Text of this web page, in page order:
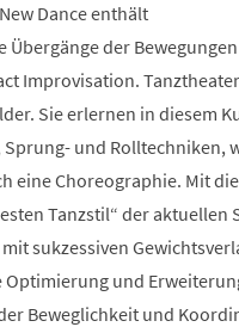
Dance enthält
der Bewegungen
Improvisation.
Sie erlernen in diesem
und Rolltechniken,
eine Choreographie. Mit
Tanzstil“ der aktuellen
sukzessiven
Optimierung und
Beweglichkeit und